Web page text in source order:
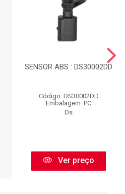
SENSOR ABS : DS30002DD
Código: DS30002DD
Embalagem: PC
Ds
Ver preço